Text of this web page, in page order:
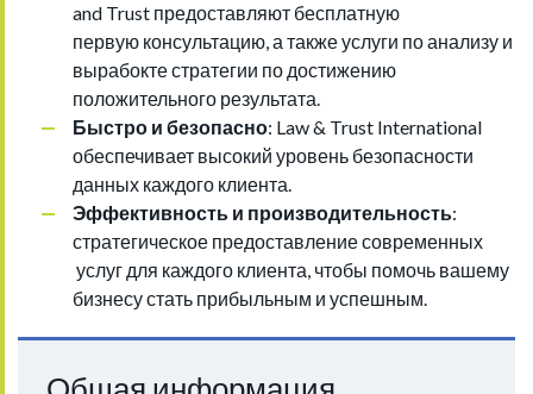
and Trust предоставляют бесплатную
первую консультацию, а также услуги по анализу и
вырабокте стратегии по достижению
положительного результата.
Быстро и безопасно: Law & Trust International
обеспечивает высокий уровень безопасности
данных каждого клиента.
Эффективность и производительность:
стратегическое предоставление современных
услуг для каждого клиента, чтобы помочь вашему
бизнесу стать прибыльным и успешным.